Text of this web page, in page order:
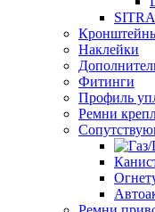
Наклейки
Фитинги
Профиль
Ремни